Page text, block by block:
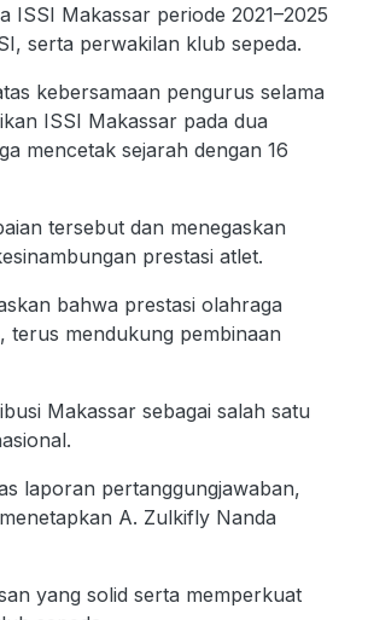
ISSI Makassar periode 2021–2025
serta perwakilan klub sepeda.
kebersamaan pengurus selama
ISSI Makassar pada dua
mencetak sejarah dengan 16
tersebut dan menegaskan
prestasi atlet.
bahwa prestasi olahraga
terus mendukung pembinaan
Makassar sebagai salah satu
laporan pertanggungjawaban,
A. Zulkifly Nanda
yang solid serta memperkuat